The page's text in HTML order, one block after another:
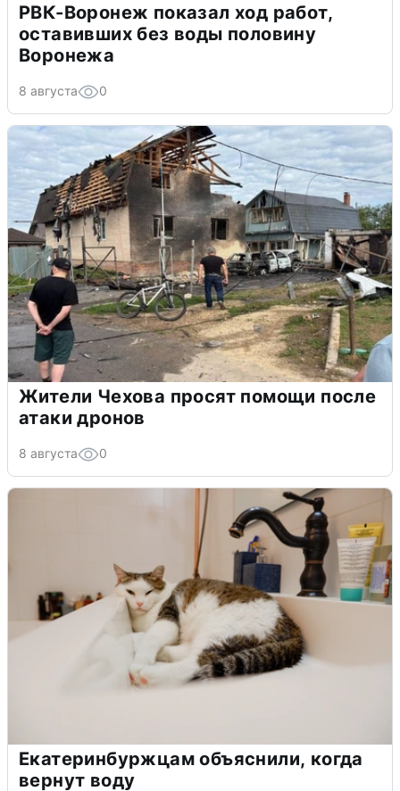
РВК-Воронеж показал ход работ,
оставивших без воды половину
Воронежа
8 августа 0
Жители Чехова просят помощи после
атаки дронов
8 августа 0
Екатеринбуржцам объяснили, когда
вернут воду